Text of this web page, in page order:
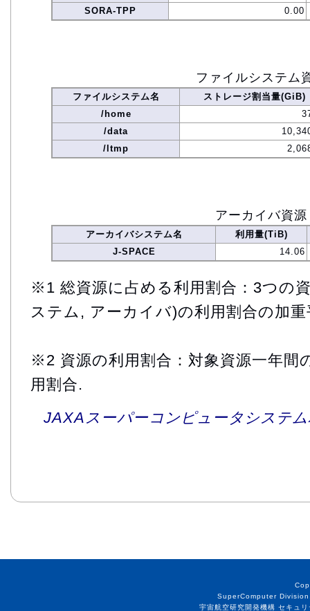
SORA-TPP
0.00
ファイルシステム
ファイルシステム名
ストレージ割当量(GiB)
/home
/data
/ltmp
アーカイバ資源
アーカイバシステム名
利用量(TiB)
J-SPACE
14.06
※1 総資源に占める利用割合：3つの
ステム, アーカイバ)の利用割合の加重
※2 資源の利用割合：対象資源一年間
用割合.
JAXAスーパーコンピュータシステ
SuperComputer
宇宙航空研究開発機構 セキュ